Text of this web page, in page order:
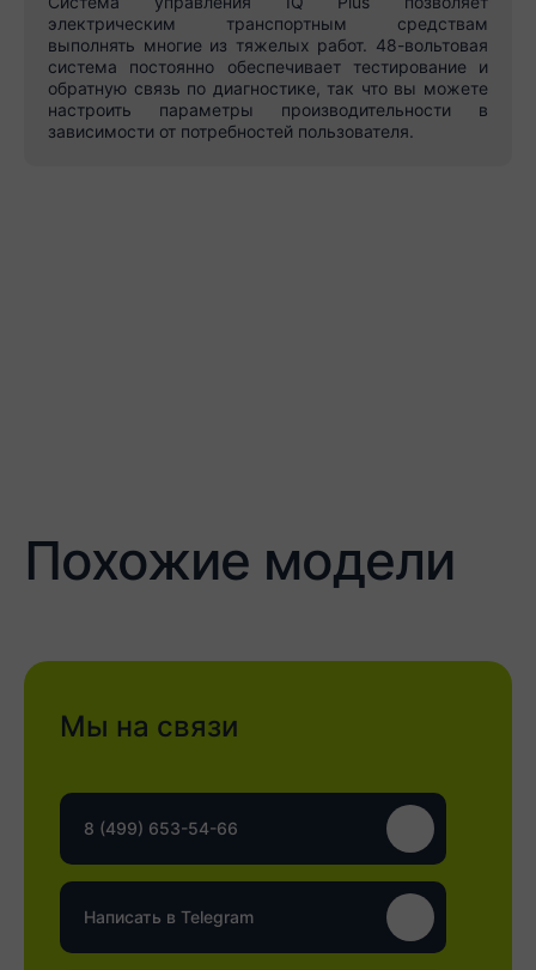
электрическим транспортным средствам
выполнять многие из тяжелых работ. 48-вольтовая
система постоянно обеспечивает тестирование и
обратную связь по диагностике, так что вы можете
настроить параметры производительности в
зависимости от потребностей пользователя.
Похожие модели
Мы на связи
8 (499) 653-54-66
Написать в Telegram